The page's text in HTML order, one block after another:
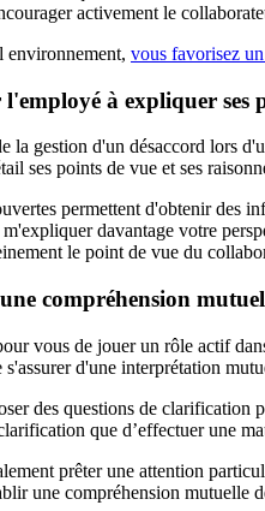
activement le
environnement, vous favorisez
à expliquer ses
la gestion d'un désaccord lors
ses points de vue et ses
permettent d'obtenir des
davantage votre
le point de vue du
compréhension
vous de jouer un rôle actif
s'assurer d'une interprétation
des questions de clarification
que d’effectuer une
prêter une attention
une compréhension mutuelle